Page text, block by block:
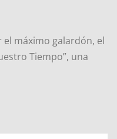
el máximo galardón, el
Tiempo”, una